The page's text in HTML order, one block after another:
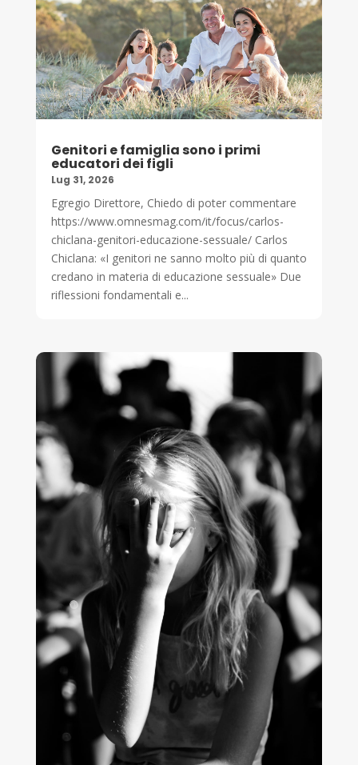
Genitori e famiglia sono i primi
educatori dei figli
Lug 31, 2026
Egregio Direttore, Chiedo di poter commentare
https://www.omnesmag.com/it/focus/carlos-
chiclana-genitori-educazione-sessuale/ Carlos
Chiclana: «I genitori ne sanno molto più di quanto
credano in materia di educazione sessuale» Due
riflessioni fondamentali e...